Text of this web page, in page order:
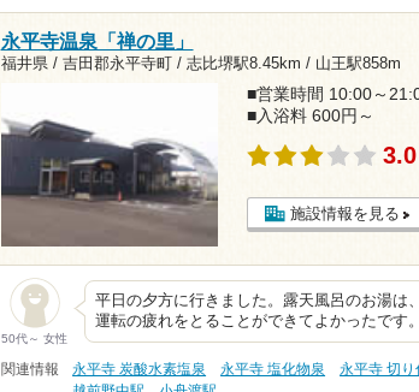
永平寺温泉「禅の里」
福井県 / 吉田郡永平寺町 / 志比堺駅8.45km / 山王駅858m
■営業時間 10:00～
■入浴料 600円～
施設情報を見る
50代～ 女性
平日の夕方に行きました。露天風呂のお湯は
運転の疲れをとることができてよかったです
関連情報 永平寺 炭酸水素塩泉 永平寺 塩化物泉 永平寺 切り